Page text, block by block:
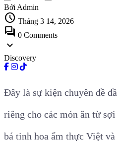
Bởi Admin
schedule Tháng 3 14, 2026
forum 0 Comments
expand_more
Discovery
Đây là sự kiện chuyên đề
riêng cho các món ăn từ
bá tinh hoa ẩm thực Việt